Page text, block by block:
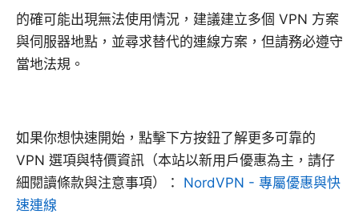
的確可能出現無法使用情況，建議建立多個 VPN 方案
與伺服器地點，並尋求替代的連線方案，但請務必遵守
當地法規。
如果你想快速開始，點擊下方按鈕了解更多可靠的
VPN 選項與特價資訊（本站以新用戶優惠為主，請仔
細閱讀條款與注意事項）： NordVPN - 專屬優惠與快
速連線